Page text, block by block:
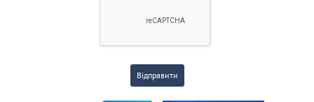
Відправити